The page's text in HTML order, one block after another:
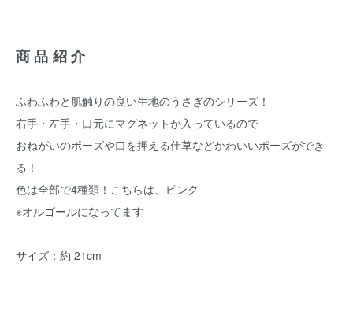
商品紹介
ふわふわと肌触りの良い生地のうさぎのシリーズ！
右手・左手・口元にマグネットが入っているので
おねがいのポーズや口を押える仕草などかわいいポーズができ
る！
色は全部で4種類！こちらは、ピンク
※オルゴールになってます
サイズ：約 21cm